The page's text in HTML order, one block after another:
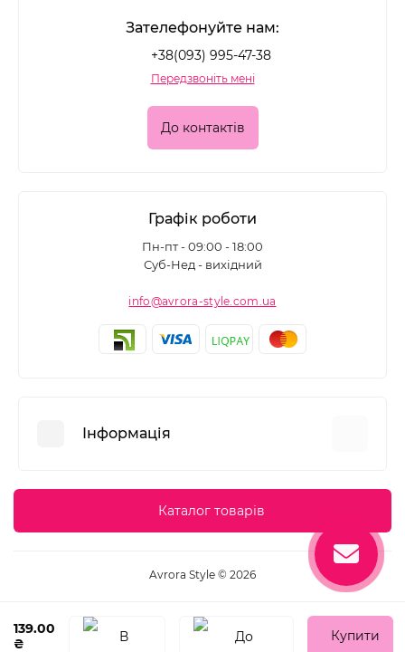
139.00
₴
Купити
Зателефонуйте нам:
+38(093) 995-47-38
Передзвоніть мені
До контактів
Графік роботи
Пн-пт - 09:00 - 18:00
Суб-Нед - вихідний
info@avrora-style.com.ua
Інформація
Угода користувача
Повернення товару
Карта сайту
Каталог товарів
Avrora Style © 2026